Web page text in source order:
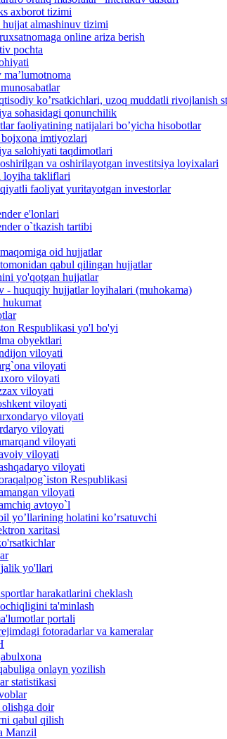
axborot tizimi
almashinuv tizimi
online ariza berish
pochta
koʼrsatkichlari, uzoq muddatli rivojlanish
sohasidagi qonunchilik
faoliyatining natijalari boʼyicha hisobotlar
imtiyozlari
salohiyati taqdimotlari
va oshirilayotgan investitsiya loyixalari
loyiha takliflari
faoliyat yuritayotgan investorlar
e'lonlari
o`tkazish tartibi
oid hujjatlar
qabul qilingan hujjatlar
yo'qotgan hujjatlar
- huquqiy hujjatlar loyihalari (muhokama)
Respublikasi yo'l bo'yi
obyektlari
viloyati
viloyati
viloyati
viloyati
viloyati
viloyati
viloyati
viloyati
viloyati
viloyati
Respublikasi
viloyati
avtoyo`l
yo’llarining holatini ko’rsatuvchi
xaritasi
yo'llari
harakatlarini cheklash
ta'minlash
portali
fotoradarlar va kameralar
onlayn yozilish
statistikasi
doir
qabul qilish
Manzil